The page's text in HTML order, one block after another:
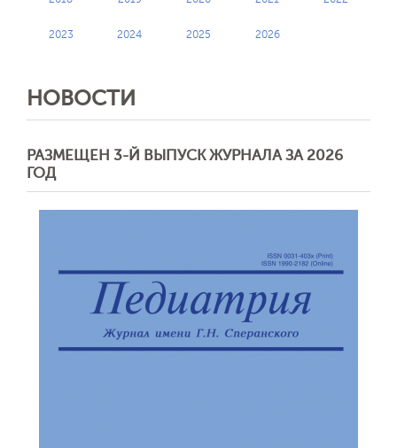
2023 2024 2025 2026
НОВОСТИ
РАЗМЕЩЕН 3-Й ВЫПУСК ЖУРНАЛА ЗА 2026
ГОД